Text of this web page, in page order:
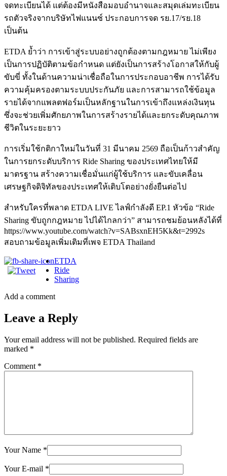
จดทะเบียนได้ แต่ต้องมีหนังสือมอบอำนาจและสมุดเล่มทะเบียน
รถตัวจริงจากบริษัทไฟแนนซ์ ประกอบการจด รย.17/รย.18
เป็นต้น
ETDA ย้ำว่า การเข้าสู่ระบบอย่างถูกต้องตามกฎหมาย ไม่เพียง
เป็นการปฏิบัติตามข้อกำหนด แต่ยังเป็นการสร้างโอกาสให้กับผู้
ขับขี่ ทั้งในด้านความน่าเชื่อถือในการประกอบอาชีพ การได้รับ
ความคุ้มครองตามระบบประกันภัย และการสามารถใช้ข้อมูล
รายได้จากแพลตฟอร์มเป็นหลักฐานในการเข้าถึงแหล่งเงินทุน
ซึ่งจะช่วยเพิ่มศักยภาพในการสร้างรายได้และยกระดับคุณภาพ
ชีวิตในระยะยาว
การเริ่มใช้กติกาใหม่ในวันที่ 31 มีนาคม 2569 ถือเป็นก้าวสำคัญ
ในการยกระดับบริการ Ride Sharing ของประเทศไทยให้มี
มาตรฐาน สร้างความเชื่อมั่นแก่ผู้ใช้บริการ และขับเคลื่อน
เศรษฐกิจดิจิทัลของประเทศให้เติบโตอย่างยั่งยืนต่อไป
สำหรับใครที่พลาด ETDA LIVE ไลฟ์กำลังดี EP.1 หัวข้อ “Ride
Sharing ขับถูกกฎหมาย ไปได้ไกลกว่า” สามารถชมย้อนหลังได้ที่
https://www.youtube.com/watch?v=SABsxnEH5Kk&t=2992s
สอบถามข้อมูลเพิ่มเติมที่เพจ ETDA Thailand
ETDA
Ride
Sharing
Add a comment
Leave a Reply
Your email address will not be published. Required fields are
marked *
Comment *
Your Name *
Your E-mail *